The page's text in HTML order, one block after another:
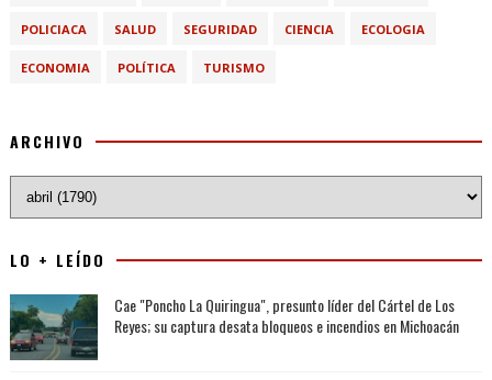
POLICIACA SALUD SEGURIDAD CIENCIA ECOLOGIA
ECONOMIA POLÍTICA TURISMO
ARCHIVO
LO + LEÍDO
Cae "Poncho La Quiringua", presunto líder del Cártel de Los
Reyes; su captura desata bloqueos e incendios en Michoacán